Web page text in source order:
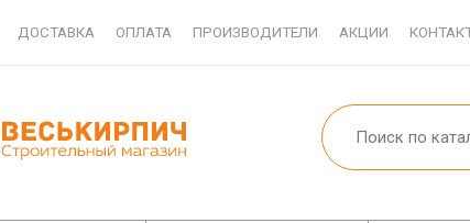
ДОСТАВКА ОПЛАТА ПРОИЗВОДИТЕЛИ АКЦИИ